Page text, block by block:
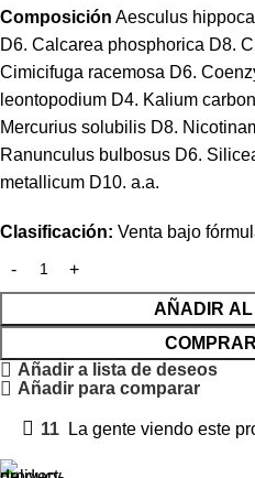
Composición Aesculus
D6. Calcarea phosphorica D8.
Cimicifuga racemosa D6.
leontopodium D4. Kalium
Mercurius solubilis D8.
Ranunculus bulbosus D6.
metallicum D10. a.a.
Clasificación: Venta bajo
AÑADIR
Añadir a lista de deseos
Añadir para comparar
11 La gente viendo este